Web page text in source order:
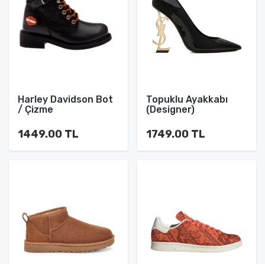
Harley Davidson Bot
/ Çizme
1449.00 TL
Topuklu Ayakkabı
(Designer)
1749.00 TL